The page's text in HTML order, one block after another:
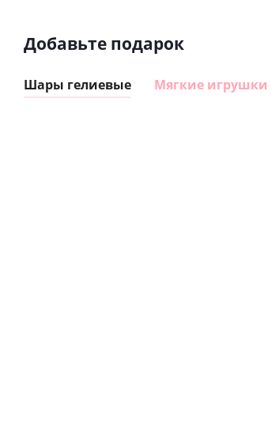
Добавьте подарок
Шары гелиевые Мягкие игрушки